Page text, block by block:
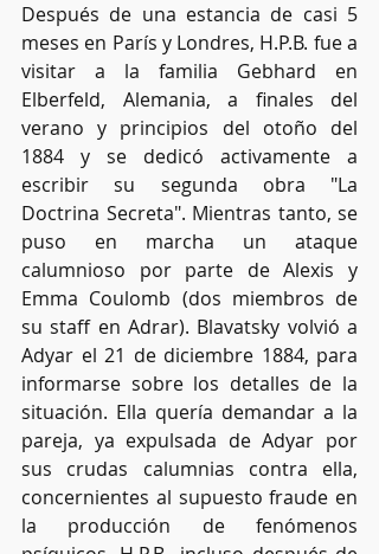
Después de una estancia de casi 5
meses en París y Londres, H.P.B. fue a
visitar a la familia Gebhard en
Elberfeld, Alemania, a finales del
verano y principios del otoño del
1884 y se dedicó activamente a
escribir su segunda obra "La
Doctrina Secreta". Mientras tanto, se
puso en marcha un ataque
calumnioso por parte de Alexis y
Emma Coulomb (dos miembros de
su staff en Adrar). Blavatsky volvió a
Adyar el 21 de diciembre 1884, para
informarse sobre los detalles de la
situación. Ella quería demandar a la
pareja, ya expulsada de Adyar por
sus crudas calumnias contra ella,
concernientes al supuesto fraude en
la producción de fenómenos